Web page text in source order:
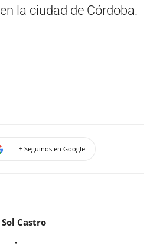
la ciudad de Córdoba.
+ Seguinos en Google
Sol Castro